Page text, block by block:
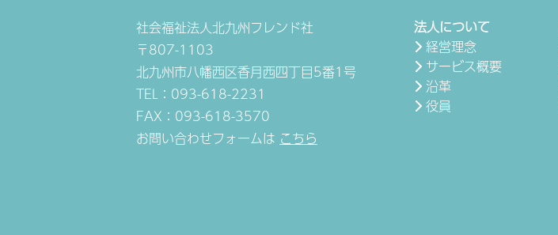
社会福祉法人北九州フレンド社
〒807-1103
北九州市八幡西区香月西四丁目5番1号
TEL：093-618-2231
FAX：093-618-3570
お問い合わせフォームは こちら
法人について
経営理念
サービス概要
沿革
役員